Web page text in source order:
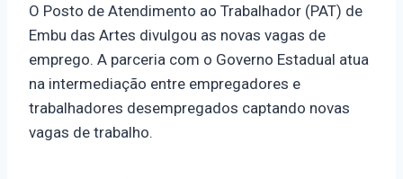
O Posto de Atendimento ao Trabalhador (PAT) de
Embu das Artes divulgou as novas vagas de
emprego. A parceria com o Governo Estadual atua
na intermediação entre empregadores e
trabalhadores desempregados captando novas
vagas de trabalho.